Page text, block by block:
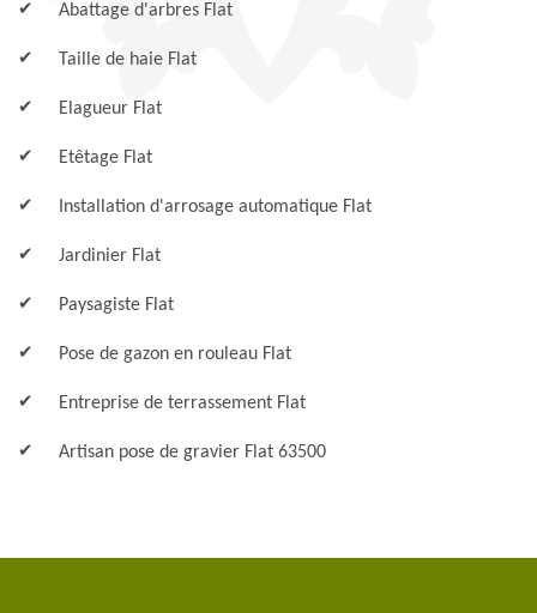
Abattage d'arbres Flat
Taille de haie Flat
Elagueur Flat
Etêtage Flat
Installation d'arrosage automatique Flat
Jardinier Flat
Paysagiste Flat
Pose de gazon en rouleau Flat
Entreprise de terrassement Flat
Artisan pose de gravier Flat 63500